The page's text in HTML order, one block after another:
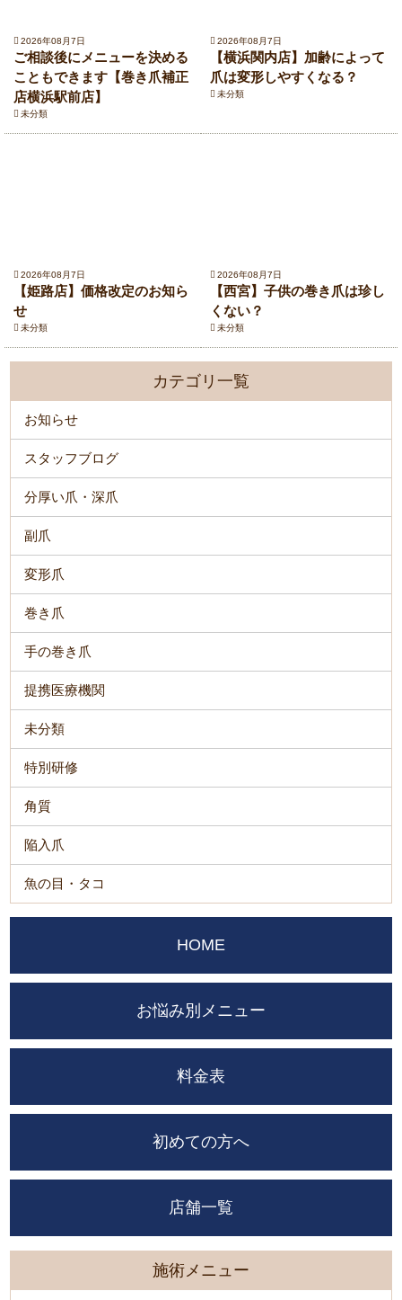
2026年08月7日
ご相談後にメニューを決める
こともできます【巻き爪補正
店横浜駅前店】
未分類
2026年08月7日
【横浜関内店】加齢によって
爪は変形しやすくなる？
未分類
2026年08月7日
【姫路店】価格改定のお知ら
せ
未分類
2026年08月7日
【西宮】子供の巻き爪は珍し
くない？
未分類
カテゴリ一覧
お知らせ
スタッフブログ
分厚い爪・深爪
副爪
変形爪
巻き爪
手の巻き爪
提携医療機関
未分類
特別研修
角質
陥入爪
魚の目・タコ
HOME
お悩み別メニュー
料金表
初めての方へ
店舗一覧
施術メニュー